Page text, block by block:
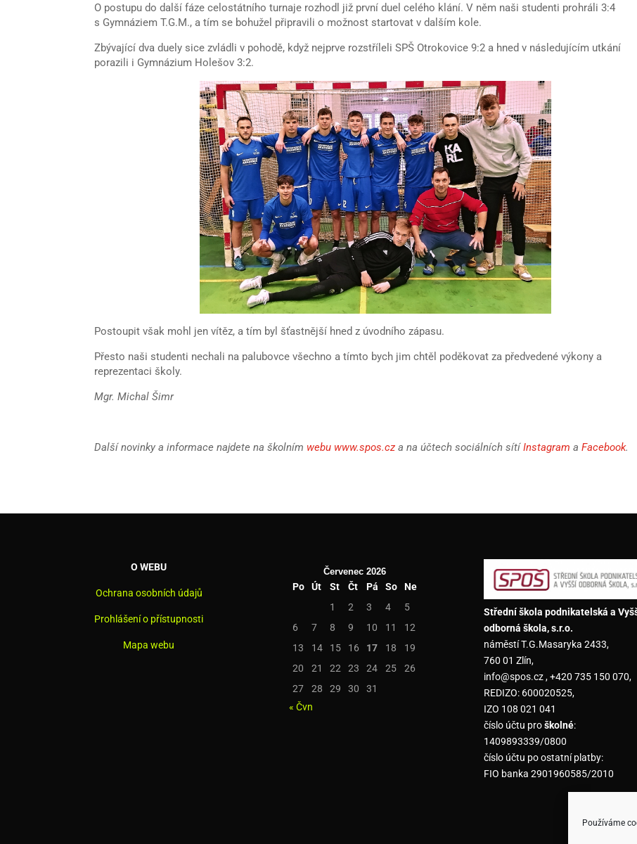
Používáme
O postupu do další fáze celostátního turnaje rozhodl již první duel celého klání. V něm naši studenti prohráli 3:4
s Gymnáziem T.G.M., a tím se bohužel připravili o možnost startovat v dalším kole.
Zbývající dva duely sice zvládli v pohodě, když nejprve rozstříleli SPŠ Otrokovice 9:2 a hned v následujícím utkání
porazili i Gymnázium Holešov 3:2.
Postoupit však mohl jen vítěz, a tím byl šťastnější hned z úvodního zápasu.
Přesto naši studenti nechali na palubovce všechno a tímto bych jim chtěl poděkovat za předvedené výkony a
reprezentaci školy.
Mgr. Michal Šimr
Další novinky a informace najdete na školním webu www.spos.cz a na účtech sociálních sítíInstagram aFacebook.
O WEBU
Ochrana osobních údajů
Prohlášení o přístupnosti
Mapa webu
Červenec 2026
Po Út St Čt Pá So
Ne
1
2 3 4
5
6
7 8 9 10 11
12
13
14 15 16 17 18
19
20
21 22 23 24 25
26
27
28 29 30
31
« Čvn
Střední škola podnikatelská a
odborná škola, s.r.o.
náměstí T.G.Masaryka 2433,
760 01 Zlín,
info@spos.cz , +420 735 150 070,
REDIZO: 600020525,
IZO 108 021 041
číslo účtu proškolné:
1409893339/0800
číslo účtu po ostatní platby:
FIO banka 2901960585/2010